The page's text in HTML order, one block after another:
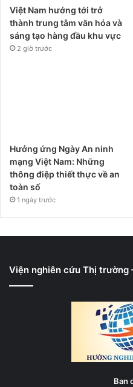
Việt Nam hướng tới trở
thành trung tâm văn hóa và
sáng tạo hàng đầu khu vực
2 giờ trước
Hưởng ứng Ngày An ninh
mạng Việt Nam: Những
thông điệp thiết thực về an
toàn số
1 ngày trước
Viện nghiên cứu Thị trường
Ban